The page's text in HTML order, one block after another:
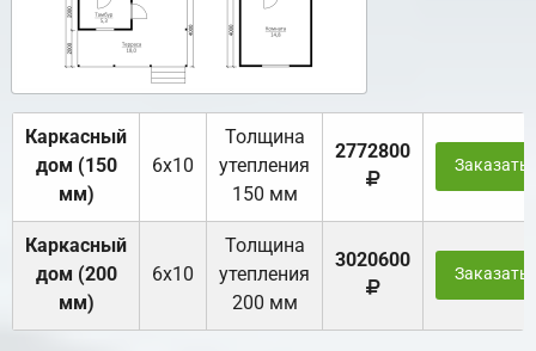
Каркасный
дом (150
мм)
6х10
Толщина
утепления
150 мм
2772800
Заказать
Каркасный
дом (200
мм)
6х10
Толщина
утепления
200 мм
3020600
Заказать